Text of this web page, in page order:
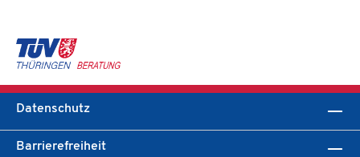
Datenschutz
Barrierefreiheit